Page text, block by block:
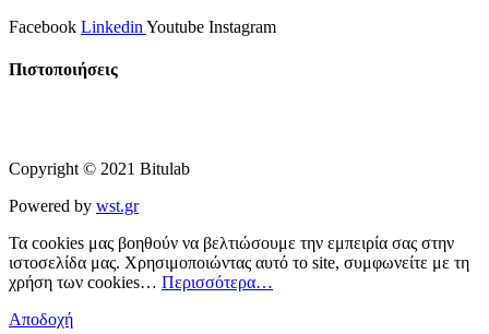
Facebook Linkedin Youtube Instagram
Πιστοποιήσεις
Copyright © 2021 Bitulab
Powered by wst.gr
Τα cookies μας βοηθούν να βελτιώσουμε την εμπειρία σας στην
ιστοσελίδα μας. Χρησιμοποιώντας αυτό το site, συμφωνείτε με τη
χρήση των cookies… Περισσότερα…
Αποδοχή